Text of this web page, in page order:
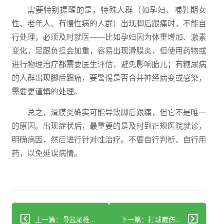
需要特别提醒的是，特殊人群（如孕妇、哺乳期女
性、老年人、有慢性病的人群）出现脚后跟痛时，不能自
行处理，必须及时就医——比如孕妇因为体重增加、激素
变化，足跟负担会加重，容易出现滑膜炎，但使用药物或
进行物理治疗都需要医生评估，避免影响胎儿；有糖尿病
的人群出现脚后跟痛，要警惕是否合并神经病变或感染，
需要更谨慎的处理。
总之，滑膜炎确实可能导致脚后跟痛，但它不是唯一
的原因。出现症状后，最重要的是及时到正规医院就诊，
明确病因，然后进行针对性治疗。不要自行判断、自行用
药，以免延误病情。
上一篇：骨盆尾椎骨歪斜：识别信号+科学应对，远离疼痛困扰 下一篇：打球崴伤手腕？科学3步处理+避坑指南帮你快速恢复